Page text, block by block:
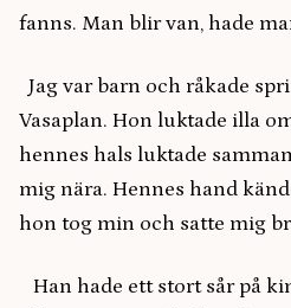
fanns. Man blir van, hade
Jag var barn och råkade
Vasaplan. Hon luktade illa
hennes hals luktade
mig nära. Hennes hand
hon tog min och satte mig
Han hade ett stort sår på